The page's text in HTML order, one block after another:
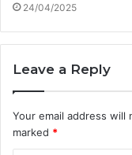
24/04/2025
Leave a Reply
Your email address will
marked *